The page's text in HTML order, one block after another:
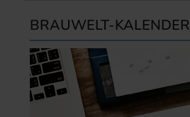
BRAUWELT-KALENDER